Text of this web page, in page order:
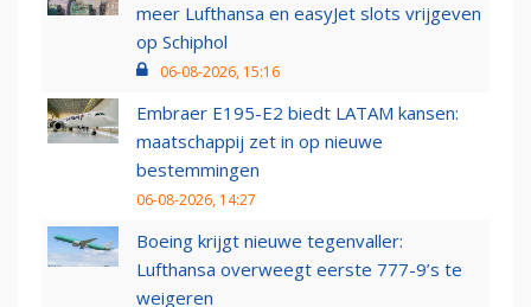
meer Lufthansa en easyJet slots vrijgeven
op Schiphol
06-08-2026, 15:16
Embraer E195-E2 biedt LATAM kansen:
maatschappij zet in op nieuwe
bestemmingen
06-08-2026, 14:27
Boeing krijgt nieuwe tegenvaller:
Lufthansa overweegt eerste 777-9’s te
weigeren